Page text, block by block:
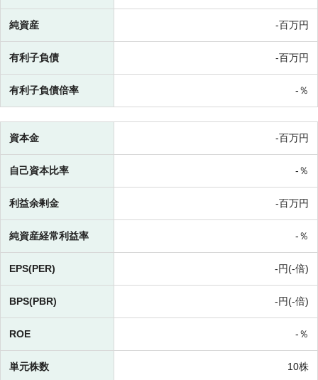
純資産 -百万円
有利子負債 -百万円
有利子負債倍率 -％
資本金 -百万円
自己資本比率 -％
利益余剰金 -百万円
純資産経常利益率 -％
EPS(PER) -円(-倍)
BPS(PBR) -円(-倍)
ROE -％
単元株数 10株